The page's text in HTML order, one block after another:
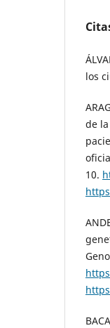
los
de
10.